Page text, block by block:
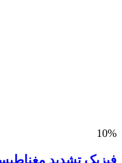
10%
فیزیک تشدید